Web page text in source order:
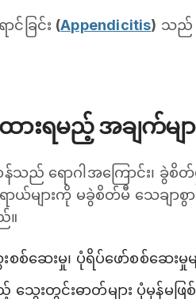
ခြင်း (Appendicitis) သည်
းရမည့် အချက်မျာ
သည် ​​ရောဂါအကြောင်း၊ ခွဲစိ
ယ်များကို မခွဲစိတ်မီ သေချာ
။
ဆေးမှု၊ ပုံရိပ်ဖော်စစ်ဆေးမှုမျ
ေးတွင်းဓာတ်များ ပုံမှန်မဖြ